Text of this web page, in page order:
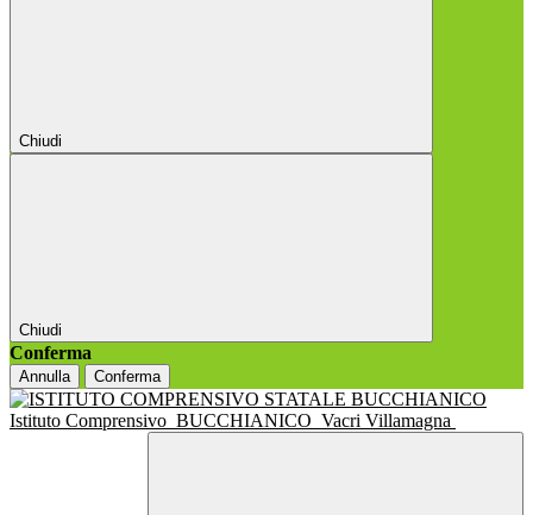
Chiudi
Chiudi
Conferma
Annulla Conferma
Istituto Comprensivo BUCCHIANICO Vacri Villamagna